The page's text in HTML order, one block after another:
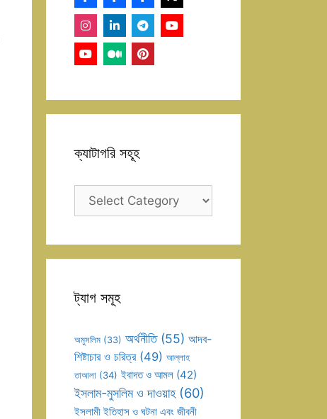
ক্যাটাগরি সহূহ
ক্যাটাগরি
ট্যাগ সমূহ
অমুসলিম (33) অর্থনীতি(55) আদব-
শিষ্টাচার ও চরিত্র(49) আল্লাহ
তাআলা (34) ইবাদত ও আমল (42)
ইসলাম-মুসলিম ও দাওয়াহ(60)
ইসলামী ইতিহাস ও ঘটনা এবং জীবনী